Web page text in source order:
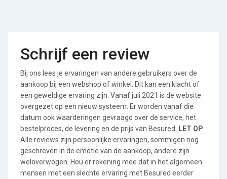
Schrijf een review
Bij ons lees je ervaringen van andere gebruikers over de
aankoop bij een webshop of winkel. Dit kan een klacht of
een geweldige ervaring zijn. Vanaf juli 2021 is de website
overgezet op een nieuw systeem. Er worden vanaf die
datum ook waarderingen gevraagd over de service, het
bestelproces, de levering en de prijs van Besured.
LET OP
Alle reviews zijn persoonlijke ervaringen, sommigen nog
geschreven in de emotie van de aankoop, andere zijn
weloverwogen. Hou er rekening mee dat in het algemeen
mensen met een slechte ervaring met Besured eerder